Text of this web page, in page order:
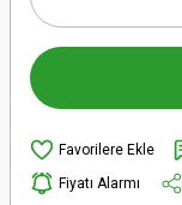
Fiyatı Alarmı